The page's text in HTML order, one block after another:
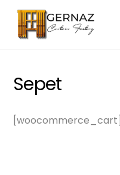
Skip
content
Sepet
[woocommerce_cart]